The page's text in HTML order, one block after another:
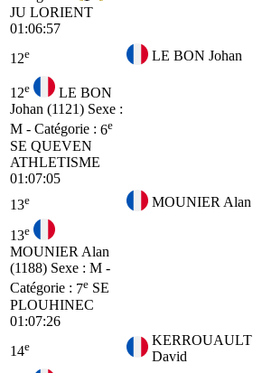
JU LORIENT
01:06:57
12e LE BON Johan
12e
LE BON
Johan (1121) Sexe :
M - Catégorie : 6e
SE QUEVEN
ATHLETISME
01:07:05
13e MOUNIER Alan
13e
MOUNIER Alan
(1188) Sexe : M -
Catégorie : 7e SE
PLOUHINEC
01:07:26
14e
KERROUAULT
David